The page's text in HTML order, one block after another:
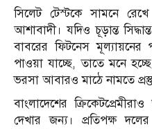
সিলেট টেস্টকে সামনে
আশাবাদী। যদিও চূড়ান্ত
বাবরের ফিটনেস মূল্যায়নের
পাওয়া যাচ্ছে, তাতে মনে
ভরসা আবারও মাঠে নামতে
বাংলাদেশের
দেখার জন্য। প্রতিপক্ষ